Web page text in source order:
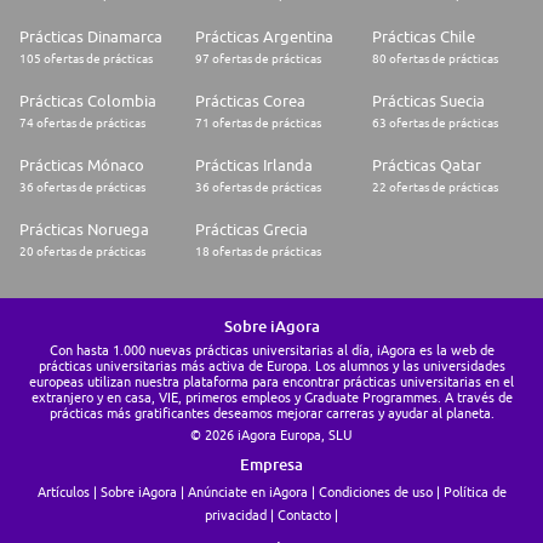
Prácticas Dinamarca
105 ofertas de prácticas
Prácticas Argentina
97 ofertas de prácticas
Prácticas Chile
80 ofertas de prácticas
Prácticas Colombia
74 ofertas de prácticas
Prácticas Corea
71 ofertas de prácticas
Prácticas Suecia
63 ofertas de prácticas
Prácticas Mónaco
36 ofertas de prácticas
Prácticas Irlanda
36 ofertas de prácticas
Prácticas Qatar
22 ofertas de prácticas
Prácticas Noruega
20 ofertas de prácticas
Prácticas Grecia
18 ofertas de prácticas
Sobre iAgora
Con hasta 1.000 nuevas prácticas universitarias al día, iAgora es la web de
prácticas universitarias más activa de Europa. Los alumnos y las universidades
europeas utilizan nuestra plataforma para encontrar prácticas universitarias en el
extranjero y en casa, VIE, primeros empleos y Graduate Programmes. A través de
prácticas más gratificantes deseamos mejorar carreras y ayudar al planeta.
© 2026 iAgora Europa, SLU
Empresa
Artículos Sobre iAgora Anúnciate en iAgora Condiciones de uso
Política de
privacidad
Contacto